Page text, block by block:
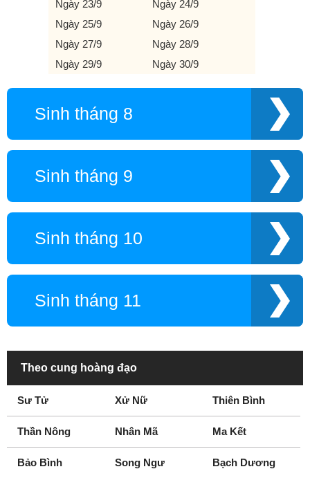
Ngày 23/9
Ngày 24/9
Ngày 25/9
Ngày 26/9
Ngày 27/9
Ngày 28/9
Ngày 29/9
Ngày 30/9
Sinh tháng 8
Sinh tháng 9
Sinh tháng 10
Sinh tháng 11
Theo cung hoàng đạo
Sư Tử Xử Nữ Thiên Bình
Thần Nông Nhân Mã Ma Kết
Bảo Bình Song Ngư Bạch Dương